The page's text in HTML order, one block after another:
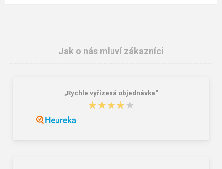
Jak o nás mluví zákazníci
„Rychle vyřízená objednávka“
★★★★★
★★★★★